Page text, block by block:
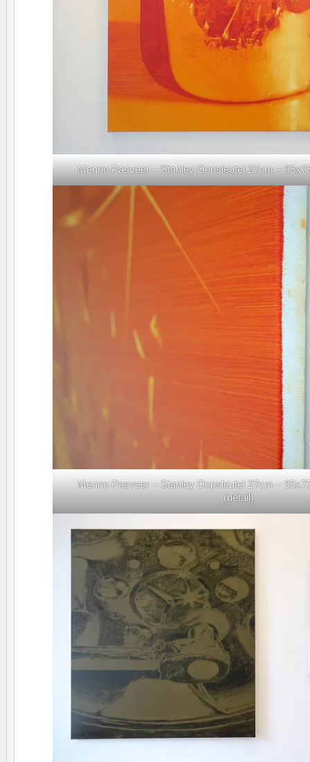
Menno Pasveer – Stanley Dopsleutel 27cm –
Menno Pasveer – Stanley Dopsleutel 27cm –
(detail)